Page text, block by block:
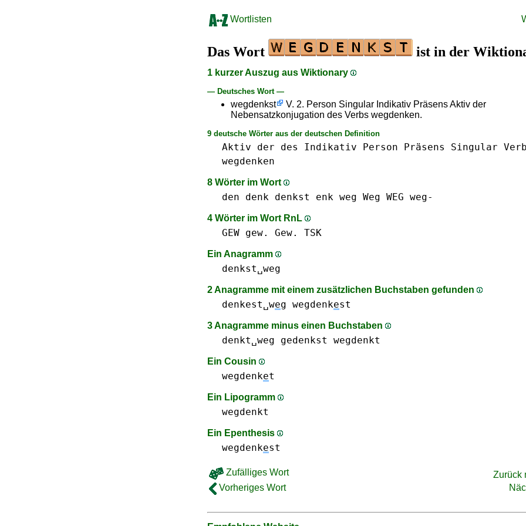
Wortlisten
Das Wort ist in der
1 kurzer Auszug aus Wiktionary
— Deutsches Wort —
wegdenkst
V. 2. Person Singular Indikativ Präsens Aktiv der
Nebensatzkonjugation des Verbs wegdenken.
9 deutsche Wörter aus der deutschen Definition
Aktiv der des Indikativ Person Präsens Singular
wegdenken
8 Wörter im Wort
den denk denkst enk weg Weg WEG weg-
4 Wörter im Wort RnL
GEW gew. Gew. TSK
Ein Anagramm
denkst␣weg
2 Anagramme mit einem zusätzlichen Buchstaben gefunden
denkest␣weg wegdenkest
3 Anagramme minus einen Buchstaben
denkt␣weg gedenkst wegdenkt
Ein Cousin
wegdenket
Ein Lipogramm
wegdenkt
Ein Epenthesis
wegdenkest
Zufälliges Wort
Zurück
Vorheriges Wort